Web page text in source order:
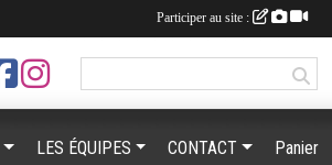
LES ÉQUIPES CONTACT Panier
Participer au site :